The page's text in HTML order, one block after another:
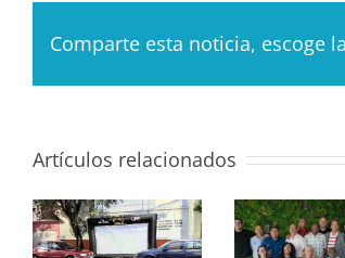
Comparte esta noticia, escoge
Artículos relacionados